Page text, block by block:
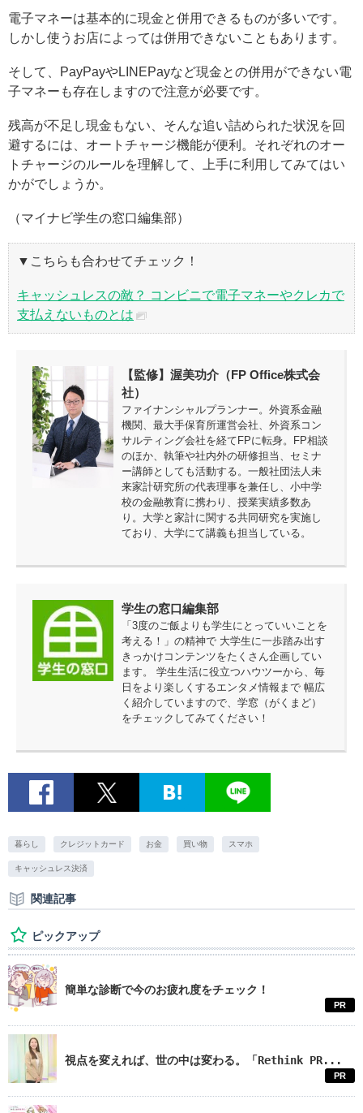
電子マネーは基本的に現金と併用できるものが多いです。
しかし使うお店によっては併用できないこともあります。
そして、PayPayやLINEPayなど現金との併用ができない電
子マネーも存在しますので注意が必要です。
残高が不足し現金もない、そんな追い詰められた状況を回
避するには、オートチャージ機能が便利。それぞれのオー
トチャージのルールを理解して、上手に利用してみてはい
かがでしょうか。
（マイナビ学生の窓口編集部）
▼こちらも合わせてチェック！
キャッシュレスの敵？ コンビニで電子マネーやクレカで
支払えないものとは
【監修】渥美功介（FP Office株式会
社）
ファイナンシャルプランナー。外資系金融
機関、最大手保育所運営会社、外資系コン
サルティング会社を経てFPに転身。FP相談
のほか、執筆や社内外の研修担当、セミナ
ー講師としても活動する。一般社団法人未
来家計研究所の代表理事を兼任し、小中学
校の金融教育に携わり、授業実績多数あ
り。大学と家計に関する共同研究を実施し
ており、大学にて講義も担当している。
学生の窓口編集部
「3度のご飯よりも学生にとっていいことを
考える！」の精神で 大学生に一歩踏み出す
きっかけコンテンツをたくさん企画してい
ます。 学生生活に役立つハウツーから、毎
日をより楽しくするエンタメ情報まで 幅広
く紹介していますので、学窓（がくまど）
をチェックしてみてください！
暮らし クレジットカード お金 買い物 スマホ
キャッシュレス決済
関連記事
ピックアップ
簡単な診断で今のお疲れ度をチェック！
PR
視点を変えれば、世の中は変わる。「Rethink PR...
PR